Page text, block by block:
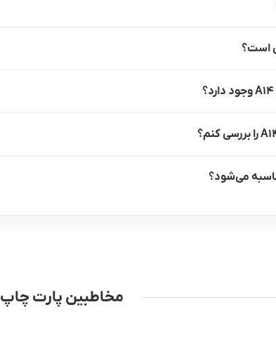
مخاطبین پارت چاپ